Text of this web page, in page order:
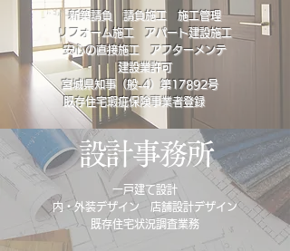
新築請負 請負施工 施工管理
リフォーム施工 アパート建設施工
安心の直接施工 アフターメンテ​
建設業許可
宮城県知事（般-4）第17892号
既存住宅瑕疵保険事業者登録
設計事務所
一戸建て設計
内・外装デザイン 店舗設計デザイン
既存住宅状況調査業務